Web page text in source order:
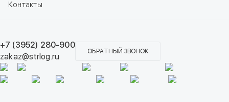
Контакты
+7 (3952) 280-900
zakaz@strlog.ru
ОБРАТНЫЙ ЗВОНОК